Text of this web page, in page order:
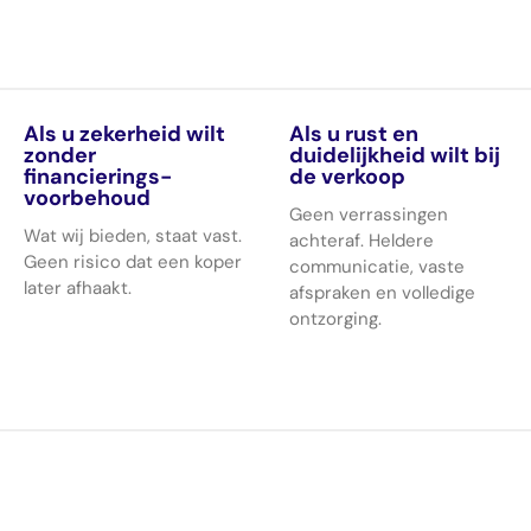
Als u zekerheid wilt
zonder
financierings-
voorbehoud
Wat wij bieden, staat vast.
Geen risico dat een koper
later afhaakt.
Als u rust en
duidelijkheid wilt bij
de verkoop
Geen verrassingen
achteraf. Heldere
communicatie, vaste
afspraken en volledige
ontzorging.